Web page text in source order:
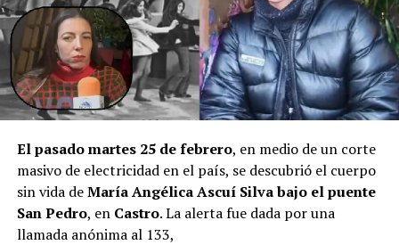
infraestructura del Club Deportivo Bernardo O’Higgins
y el cierre perimetral del Club Deportivo Aucar, obras
fundamentales para el desarrollo comunitario.
El alcalde de Quemchi, Javier Ugarte, expresó una
situación similar, señalando que en su comuna tienen
proyectos elegibles tanto en PMU como en PMB, pero
que hasta la fecha no han recibido respuesta clara sobre
si se entregarán los recursos. “Preocupa esta situación,
estos son proyectos que vienen trabajándose desde
hace tiempo y que hoy están en riesgo por la falta de
El pasado martes 25 de febrero, en medio de un corte
masivo de electricidad en el país, se descubrió el cuerpo
sin vida deMaría Angélica Ascuí Silvabajo el puente
San Pedro, en Castro. La alerta fue dada por una
llamada anónima al 133,